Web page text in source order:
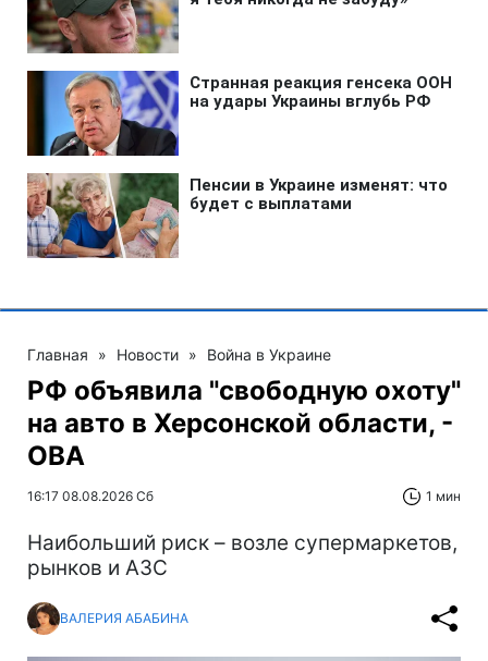
Главная » Новости » Война в Украине
РФ объявила "свободную охоту"
на авто в Херсонской области, -
ОВА
16:17 08.08.2026 Сб 1 мин
Наибольший риск – возле супермаркетов,
рынков и АЗС
ВАЛЕРИЯ АБАБИНА